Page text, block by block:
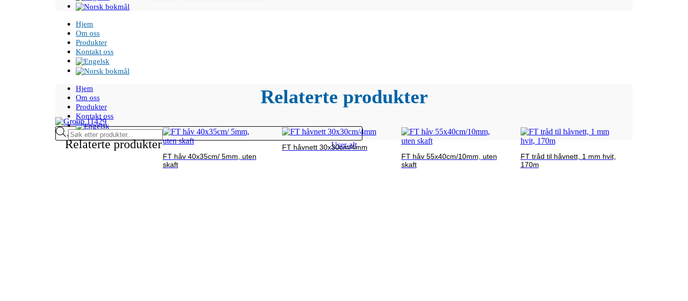
Hjem
Om oss
Produkter
Kontakt oss
Hjem
Om oss
Produkter
Kontakt oss
Products
search
User-alt
Relaterte produkter
Relaterte produkter
FT håv 40x35cm/ 5mm, uten
skaft
FT håvnett 30x30cm/4mm
FT håv 55x40cm/10mm, uten
skaft
FT tråd til håvnett, 1 mm hvit,
170m